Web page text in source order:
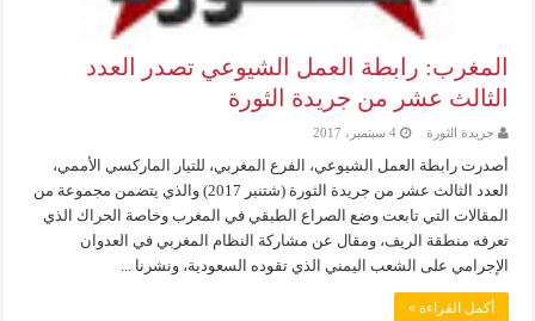
المغرب: رابطة العمل الشيوعي تصدر العدد
الثالث عشر من جريدة الثورة
جريدة الثورة 4 سبتمبر، 2017
أصدرت رابطة العمل الشيوعي، الفرع المغربي، للتيار الماركسي الأممي،
العدد الثالث عشر من جريدة الثورة (شتنبر 2017) والذي يتضمن مجموعة من
المقالات التي تابعت وضع الصراع الطبقي في المغرب وخاصة الحراك الذي
تعرفه منطقة الريف، ومقال عن مشاركة النظام المغربي في العدوان
الإجرامي على الشعب اليمني الذي تقوده السعودية، ونشرنا ...
أكمل القراءة »